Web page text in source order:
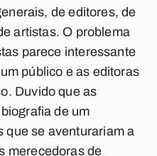
de editores, de
artistas. O problema
parece interessante
público e as editoras
Duvido que as
de um
que se aventurariam a
merecedoras de